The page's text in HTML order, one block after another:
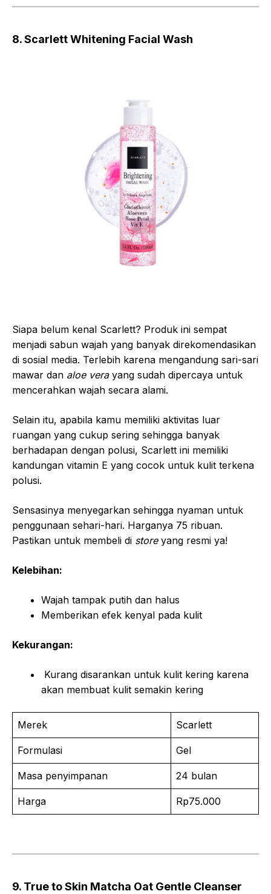
8. Scarlett Whitening Facial Wash
Siapa belum kenal Scarlett? Produk ini sempat
menjadi sabun wajah yang banyak direkomendasikan
di sosial media. Terlebih karena mengandung sari-sari
mawar dan aloe verayang sudah dipercaya untuk
mencerahkan wajah secara alami.
Selain itu, apabila kamu memiliki aktivitas luar
ruangan yang cukup sering sehingga banyak
berhadapan dengan polusi, Scarlett ini memiliki
kandungan vitamin E yang cocok untuk kulit terkena
polusi.
Sensasinya menyegarkan sehingga nyaman untuk
penggunaan sehari-hari. Harganya 75 ribuan.
Pastikan untuk membeli di storeyang resmi ya!
Kelebihan:
Wajah tampak putih dan halus
Memberikan efek kenyal pada kulit
Kekurangan:
Kurang disarankan untuk kulit kering karena
akan membuat kulit semakin kering
Merek Scarlett
Formulasi Gel
Masa penyimpanan 24 bulan
Harga Rp75.000
9. True to Skin Matcha Oat Gentle Cleanser